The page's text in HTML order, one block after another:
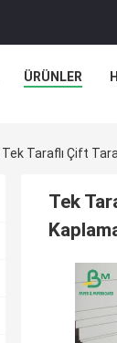
ÜRÜNLER
Tek Taraflı Çift
Tek